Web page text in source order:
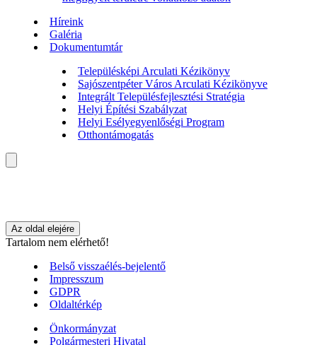
Híreink
Galéria
Dokumentumtár
Településképi Arculati Kézikönyv
Sajószentpéter Város Arculati Kézikönyve
Integrált Településfejlesztési Stratégia
Helyi Építési Szabályzat
Helyi Esélyegyenlőségi Program
Otthontámogatás
Az oldal elejére
Tartalom nem elérhető!
Belső visszaélés-bejelentő
Impresszum
GDPR
Oldaltérkép
Önkormányzat
Polgármesteri Hivatal